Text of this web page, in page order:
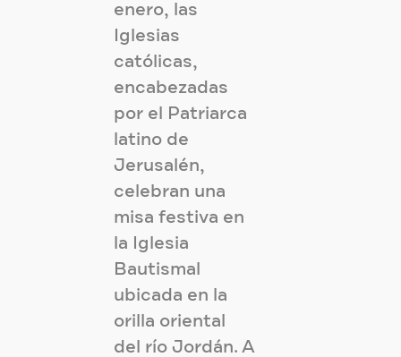
enero, las
Iglesias
católicas,
encabezadas
por el Patriarca
latino de
Jerusalén,
celebran una
misa festiva en
la Iglesia
Bautismal
ubicada en la
orilla oriental
del río Jordán. A